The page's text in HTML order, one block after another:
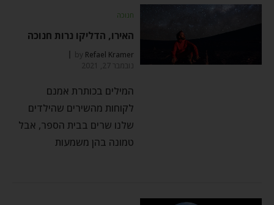
חנוכה
האירו, הדליקו נרות חנוכה
by Refael Kramer
נובמבר 27, 2021
המילים בכותרת אמנם
לקוחות מהשירים שהילדים
שלנו שרים בבית הספר, אבל
טמונה בהן משמעות